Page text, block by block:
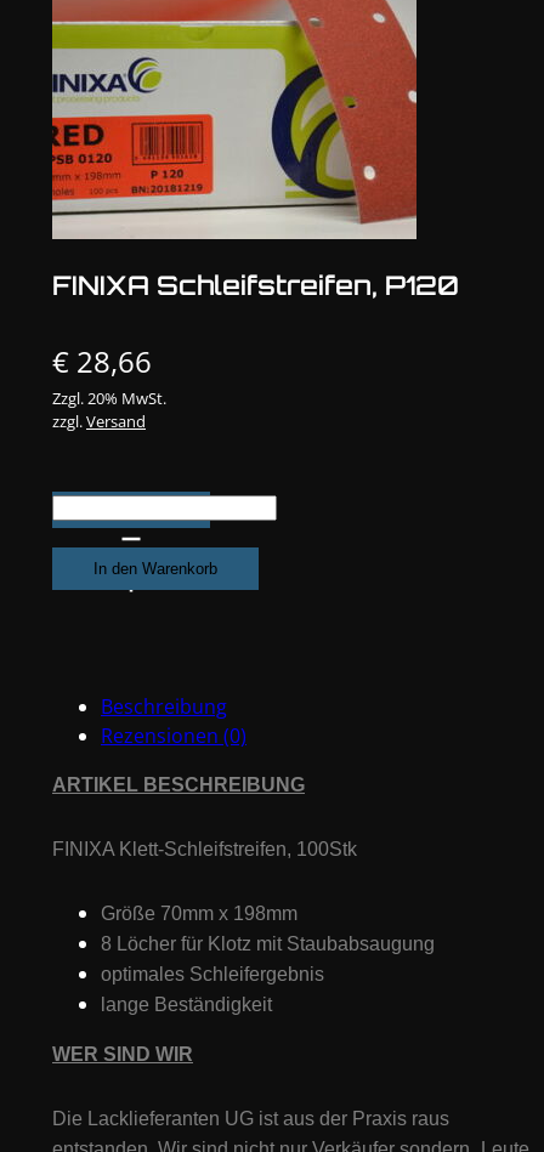
FINIXA Schleifstreifen, P120
€ 28,66
Zzgl. 20% MwSt.
zzgl.Versand
FINIXA
Schleifstreifen,
P120
Menge
In den Warenkorb
Beschreibung
Rezensionen (0)
ARTIKEL BESCHREIBUNG
FINIXA Klett-Schleifstreifen, 100Stk
Größe 70mm x 198mm
8 Löcher für Klotz mit Staubabsaugung
optimales Schleifergebnis
lange Beständigkeit
WER SIND WIR
Die Lacklieferanten UG ist aus der Praxis raus